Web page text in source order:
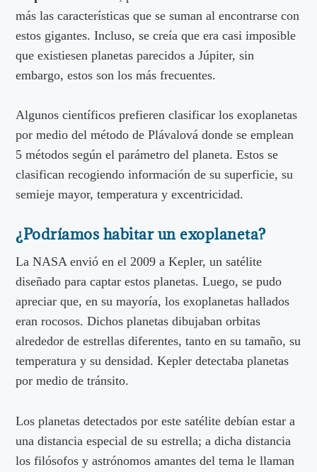
más las características que se suman al encontrarse con
estos gigantes. Incluso, se creía que era casi imposible
que existiesen planetas parecidos a Júpiter, sin
embargo, estos son los más frecuentes.
Algunos científicos prefieren clasificar los exoplanetas
por medio del método de Plávalová donde se emplean
5 métodos según el parámetro del planeta. Estos se
clasifican recogiendo información de su superficie, su
semieje mayor, temperatura y excentricidad.
¿Podríamos habitar un exoplaneta?
La NASA envió en el 2009 a Kepler, un satélite
diseñado para captar estos planetas. Luego, se pudo
apreciar que, en su mayoría, los exoplanetas hallados
eran rocosos. Dichos planetas dibujaban orbitas
alrededor de estrellas diferentes, tanto en su tamaño, su
temperatura y su densidad. Kepler detectaba planetas
por medio de tránsito.
Los planetas detectados por este satélite debían estar a
una distancia especial de su estrella; a dicha distancia
los filósofos y astrónomos amantes del tema le llaman